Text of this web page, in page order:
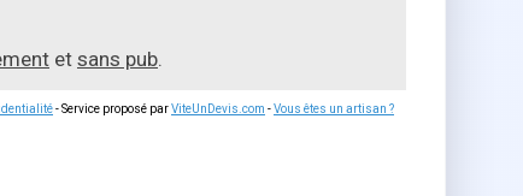
et sans pub.
- Service proposé parViteUnDevis.com -Vous êtes un artisan ?